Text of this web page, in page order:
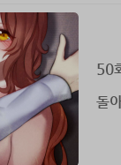
50
돌